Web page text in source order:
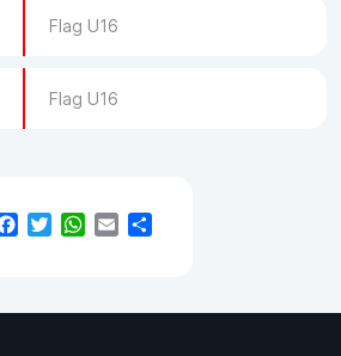
Flag U16
Flag U16
Facebook
TwitterWhatsApp
Email